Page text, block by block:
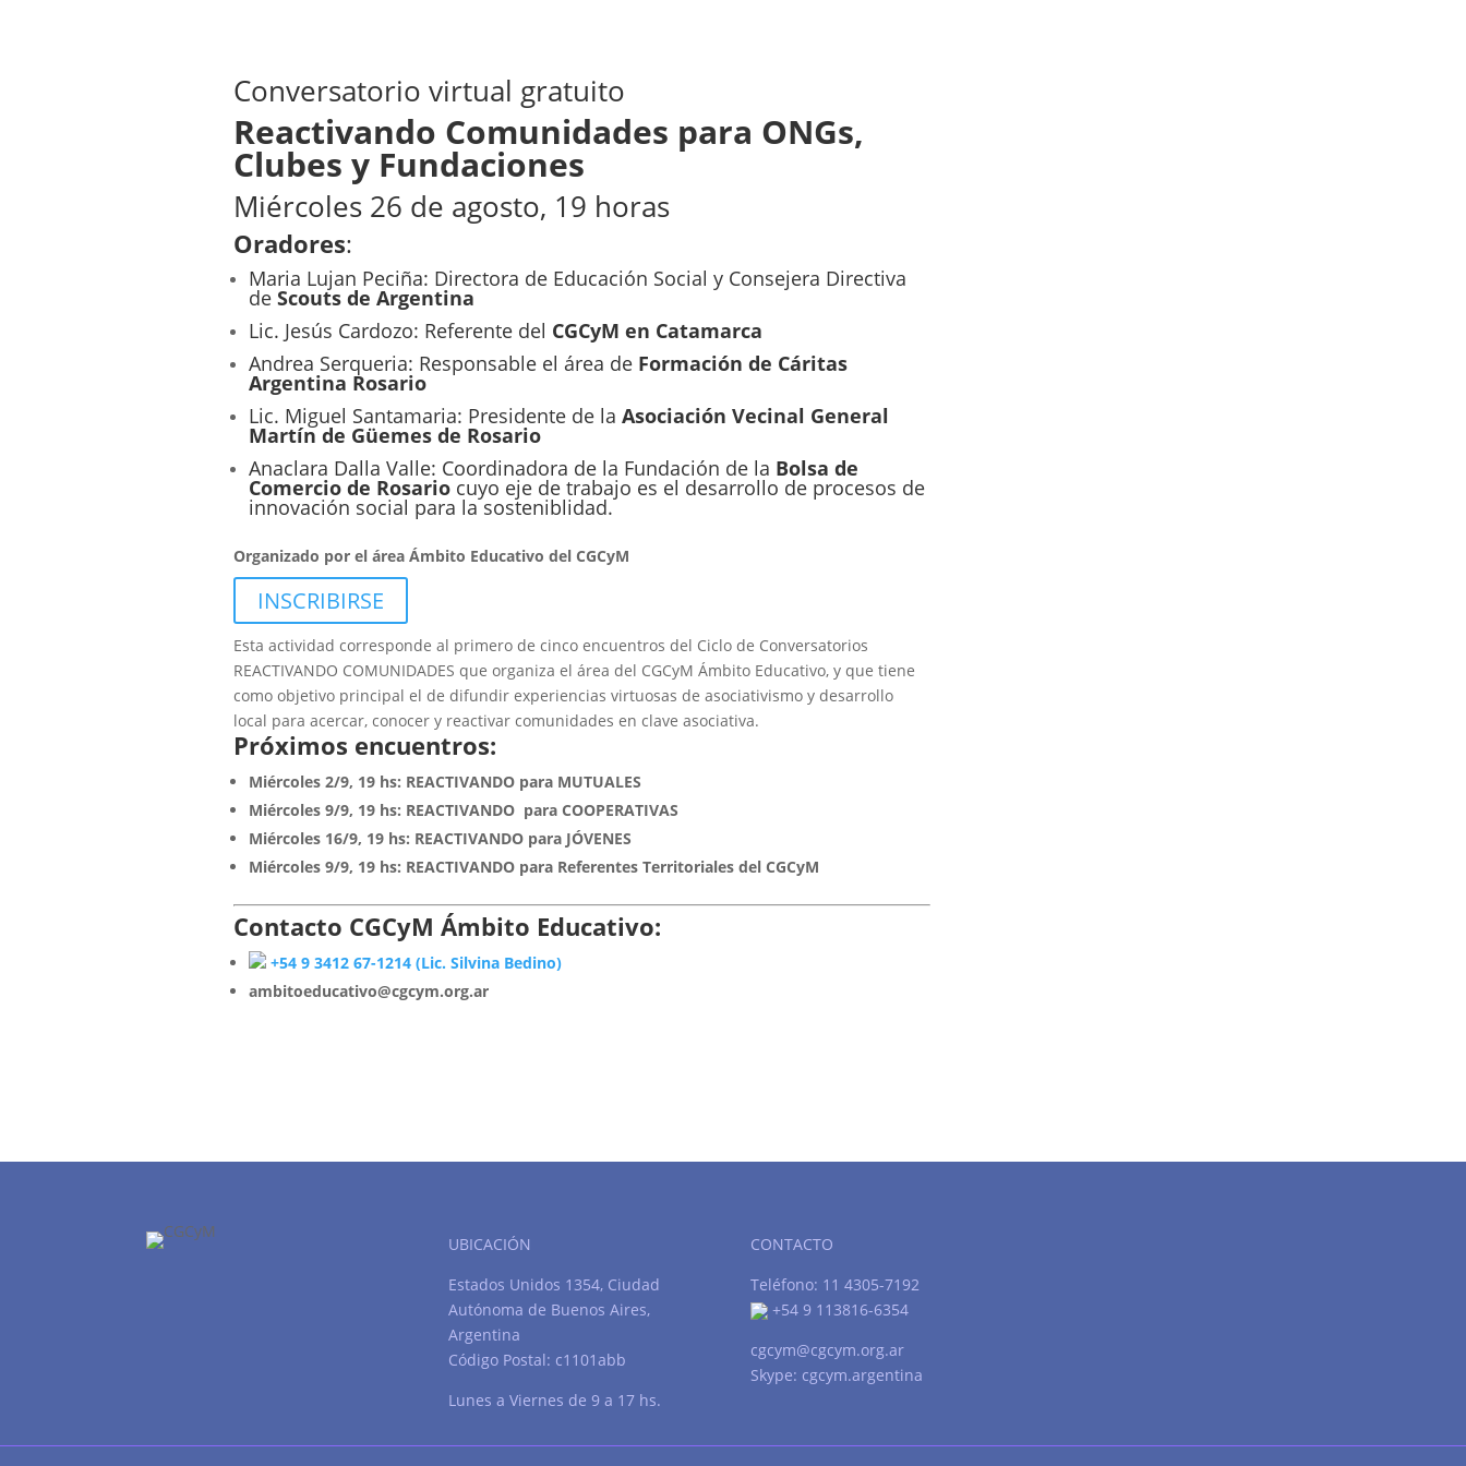
Conversatorio virtual gratuito
Reactivando Comunidades para ONGs,
Clubes y Fundaciones
Miércoles 26 de agosto, 19 horas
Oradores:
Maria Lujan Peciña: Directora de Educación Social y Consejera Directiva
deScouts de Argentina
Lic. Jesús Cardozo: Referente del CGCyM en Catamarca
Andrea Serqueria: Responsable el área de Formación de Cáritas
Argentina Rosario
Lic. Miguel Santamaria: Presidente de laAsociación Vecinal General
Martín de Güemes de Rosario
Anaclara Dalla Valle: Coordinadora de la Fundación de la Bolsa de
Comercio de Rosario cuyo eje de trabajo es el desarrollo de procesos de
innovación social para la sosteniblidad.
Organizado por el área Ámbito Educativo del CGCyM
INSCRIBIRSE
Esta actividad corresponde al primero de cinco encuentros del Ciclo de Conversatorios
REACTIVANDO COMUNIDADES que organiza el área del CGCyM Ámbito Educativo, y que tiene
como objetivo principal el de difundir experiencias virtuosas de asociativismo y desarrollo
local para acercar, conocer y reactivar comunidades en clave asociativa.
Próximos encuentros:
Miércoles 2/9, 19 hs: REACTIVANDO para MUTUALES
Miércoles 9/9, 19 hs: REACTIVANDO para COOPERATIVAS
Miércoles 16/9, 19 hs: REACTIVANDO para JÓVENES
Miércoles 9/9, 19 hs: REACTIVANDO para Referentes Territoriales del CGCyM
Contacto CGCyM Ámbito Educativo:
+54 9 3412 67-1214 (Lic. Silvina Bedino)
ambitoeducativo@cgcym.org.ar
UBICACIÓN
Estados Unidos 1354, Ciudad
Autónoma de Buenos Aires,
Argentina
Código Postal: c1101abb
Lunes a Viernes de 9 a 17 hs.
CONTACTO
Teléfono: 11 4305-7192
+54 9 113816-6354
cgcym@cgcym.org.ar
Skype: cgcym.argentina